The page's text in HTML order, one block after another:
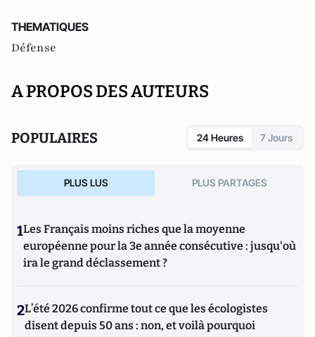
THEMATIQUES
Défense
A PROPOS DES AUTEURS
POPULAIRES 24 Heures 7 Jours
PLUS LUS PLUS PARTAGES
1Les Français moins riches que la moyenne
européenne pour la 3e année consécutive : jusqu'où
ira le grand déclassement ?
2L’été 2026 confirme tout ce que les écologistes
disent depuis 50 ans : non, et voilà pourquoi